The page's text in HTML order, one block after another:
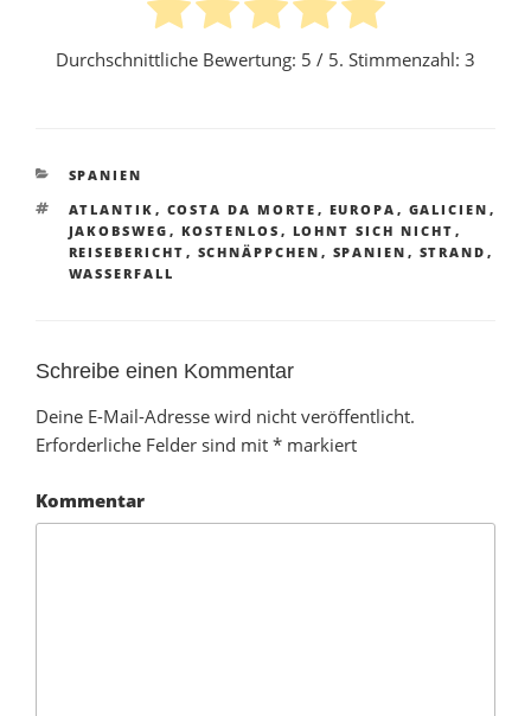
Durchschnittliche Bewertung: 5 / 5. Stimmenzahl: 3
KATEGORIEN
SPANIEN
SCHLAGWÖRTER
ATLANTIK , COSTA DA MORTE , EUROPA , GALICIEN ,
JAKOBSWEG , KOSTENLOS , LOHNT SICH NICHT ,
REISEBERICHT , SCHNÄPPCHEN , SPANIEN , STRAND ,
WASSERFALL
Schreibe einen Kommentar
Deine E-Mail-Adresse wird nicht veröffentlicht.
Erforderliche Felder sind mit * markiert
Kommentar